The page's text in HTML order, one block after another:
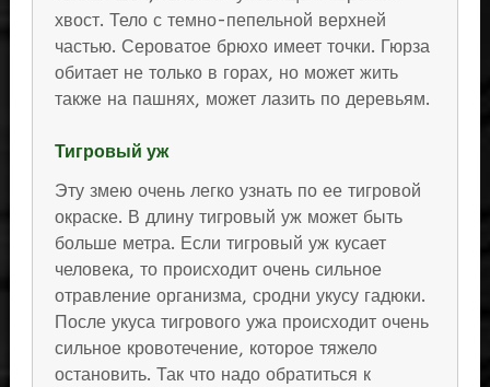
хвост. Тело с темно-пепельной верхней
частью. Сероватое брюхо имеет точки. Гюрза
обитает не только в горах, но может жить
также на пашнях, может лазить по деревьям.
Тигровый уж
Эту змею очень легко узнать по ее тигровой
окраске. В длину тигровый уж может быть
больше метра. Если тигровый уж кусает
человека, то происходит очень сильное
отравление организма, сродни укусу гадюки.
После укуса тигрового ужа происходит очень
сильное кровотечение, которое тяжело
остановить. Так что надо обратиться к